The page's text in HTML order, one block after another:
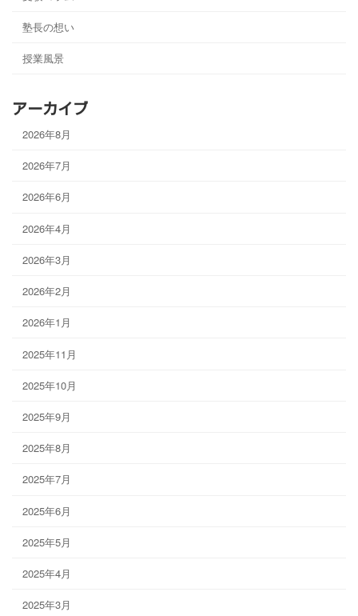
塾長の想い
授業風景
アーカイブ
2026年8月
2026年7月
2026年6月
2026年4月
2026年3月
2026年2月
2026年1月
2025年11月
2025年10月
2025年9月
2025年8月
2025年7月
2025年6月
2025年5月
2025年4月
2025年3月